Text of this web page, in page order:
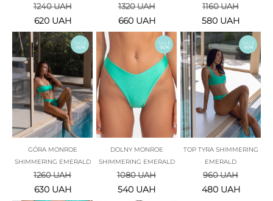
1240UAH
620 UAH
1320UAH
660 UAH
1160UAH
580 UAH
SALE
-50%
GÓRA MONROE
SHIMMERING EMERALD
1260UAH
630 UAH
SALE
-50%
DOLNY MONROE
SHIMMERING EMERALD
1080UAH
540 UAH
SALE
-50%
TOP TYRA SHIMMERING
EMERALD
960UAH
480 UAH